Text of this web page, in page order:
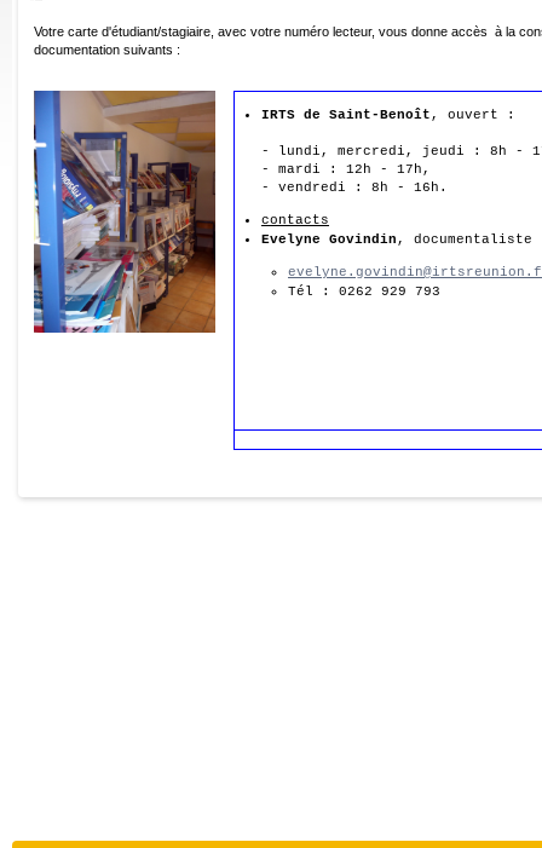
Votre carte d'étudiant/stagiaire, avec votre numéro lecteur, vous donne accès à la
documentation suivants :
IRTS de Saint-Benoît , ouvert :
- lundi, mercredi, jeudi : 8h -
- mardi : 12h - 17h,
- vendredi : 8h - 16h.
contacts
Evelyne Govindin , documentaliste
Tél : 0262 929 793